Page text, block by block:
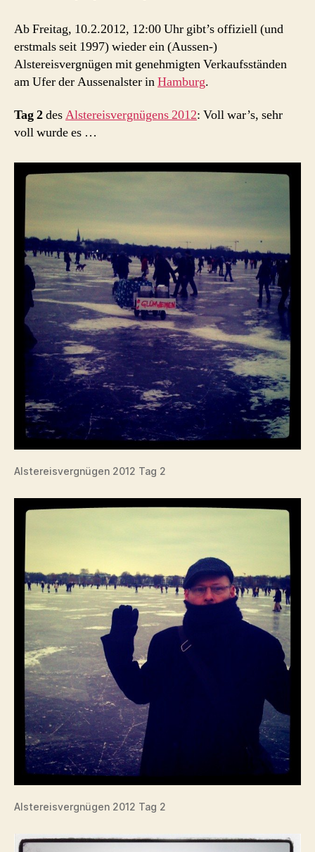
Ab Freitag, 10.2.2012, 12:00 Uhr gibt’s offiziell (und
erstmals seit 1997) wieder ein (Aussen-)
Alstereisvergnügen mit genehmigten Verkaufsständen
am Ufer der Aussenalster inHamburg.
Tag 2desAlstereisvergnügens 2012: Voll war’s, sehr
voll wurde es …
Alstereisvergnügen 2012 Tag 2
Alstereisvergnügen 2012 Tag 2